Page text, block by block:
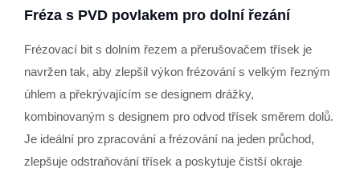
Fréza s PVD povlakem pro dolní řezání
Frézovací bit s dolním řezem a přerušovačem třísek je
navržen tak, aby zlepšil výkon frézování s velkým řezným
úhlem a překrývajícím se designem drážky,
kombinovaným s designem pro odvod třísek směrem dolů.
Je ideální pro zpracování a frézování na jeden průchod,
zlepšuje odstraňování třísek a poskytuje čistší okraje